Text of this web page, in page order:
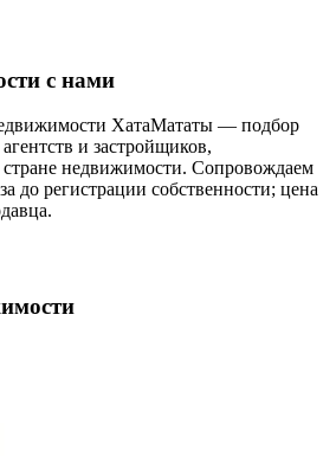
с нами
ХатаМататы — подбор
и застройщиков,
стране недвижимости. Сопровождаем
до регистрации собственности; цена